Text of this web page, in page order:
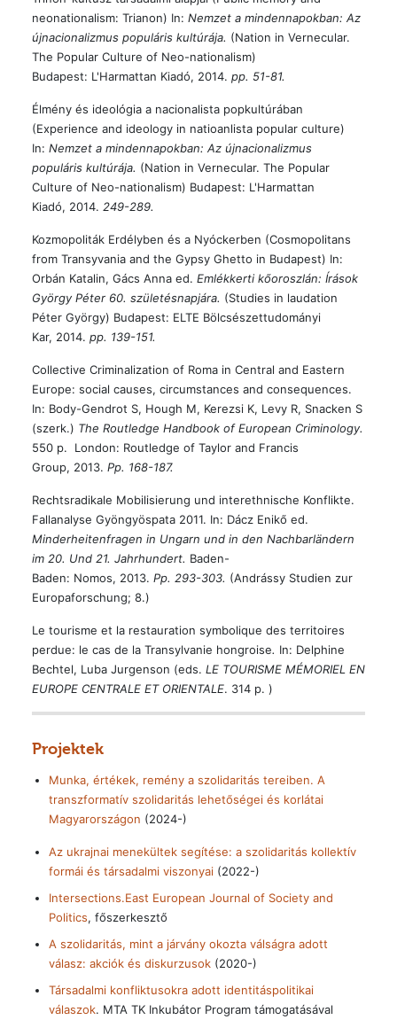
neonationalism: Trianon) In: Nemzet a mindennapokban: Az
újnacionalizmus populáris kultúrája. (Nation in Vernecular.
The Popular Culture of Neo-nationalism)
Budapest: L'Harmattan Kiadó, 2014. pp. 51-81.
Élmény és ideológia a nacionalista popkultúrában
(Experience and ideology in natioanlista popular culture)
In: Nemzet a mindennapokban: Az újnacionalizmus
populáris kultúrája. (Nation in Vernecular. The Popular
Culture of Neo-nationalism) Budapest: L'Harmattan
Kiadó, 2014. 249-289.
Kozmopoliták Erdélyben és a Nyóckerben (Cosmopolitans
from Transyvania and the Gypsy Ghetto in Budapest) In:
Orbán Katalin, Gács Anna ed. Emlékkerti kőoroszlán: Írások
György Péter 60. születésnapjára. (Studies in laudation
Péter György) Budapest: ELTE Bölcsészettudományi
Kar, 2014. pp. 139-151.
Collective Criminalization of Roma in Central and Eastern
Europe: social causes, circumstances and consequences.
In: Body-Gendrot S, Hough M, Kerezsi K, Levy R, Snacken S
(szerk.) The Routledge Handbook of European Criminology.
550 p. London: Routledge of Taylor and Francis
Group, 2013. Pp. 168-187.
Rechtsradikale Mobilisierung und interethnische Konflikte.
Fallanalyse Gyöngyöspata 2011. In: Dácz Enikő ed.
Minderheitenfragen in Ungarn und in den Nachbarländern
im 20. Und 21. Jahrhundert. Baden-
Baden: Nomos, 2013. Pp. 293-303. (Andrássy Studien zur
Europaforschung; 8.)
Le tourisme et la restauration symbolique des territoires
perdue: le cas de la Transylvanie hongroise. In: Delphine
Bechtel, Luba Jurgenson (eds. LE TOURISME MÉMORIEL EN
EUROPE CENTRALE ET ORIENTALE. 314 p. )
Projektek
Munka, értékek, remény a szolidaritás tereiben. A
transzformatív szolidaritás lehetőségei és korlátai
Magyarországon (2024-)
Az ukrajnai menekültek segítése: a szolidaritás kollektív
formái és társadalmi viszonyai(2022-)
Intersections.East European Journal of Society and
Politics, főszerkesztő
A szolidaritás, mint a járvány okozta válságra adott
válasz: akciók és diskurzusok(2020-)
Társadalmi konfliktusokra adott identitáspolitikai
válaszok. MTA TK Inkubátor Program támogatásával